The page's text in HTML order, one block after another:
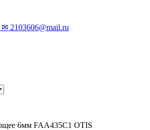
✉ 2103606@mail.ru
6мм FAA435C1 OTIS